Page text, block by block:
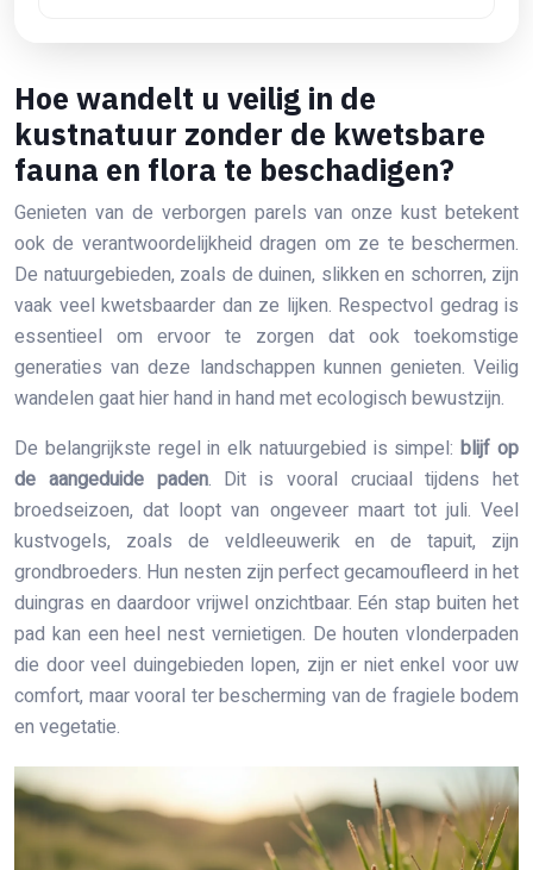
Hoe wandelt u veilig in de
kustnatuur zonder de kwetsbare
fauna en flora te beschadigen?
Genieten van de verborgen parels van onze kust betekent
ook de verantwoordelijkheid dragen om ze te beschermen.
De natuurgebieden, zoals de duinen, slikken en schorren, zijn
vaak veel kwetsbaarder dan ze lijken. Respectvol gedrag is
essentieel om ervoor te zorgen dat ook toekomstige
generaties van deze landschappen kunnen genieten. Veilig
wandelen gaat hier hand in hand met ecologisch bewustzijn.
De belangrijkste regel in elk natuurgebied is simpel:blijf op
de aangeduide paden. Dit is vooral cruciaal tijdens het
broedseizoen, dat loopt van ongeveer maart tot juli. Veel
kustvogels, zoals de veldleeuwerik en de tapuit, zijn
grondbroeders. Hun nesten zijn perfect gecamoufleerd in het
duingras en daardoor vrijwel onzichtbaar. Eén stap buiten het
pad kan een heel nest vernietigen. De houten vlonderpaden
die door veel duingebieden lopen, zijn er niet enkel voor uw
comfort, maar vooral ter bescherming van de fragiele bodem
en vegetatie.